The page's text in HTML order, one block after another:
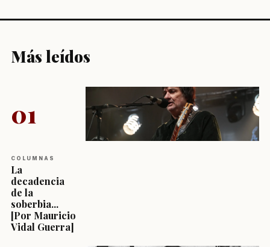
Más leídos
01
COLUMNAS
La
decadencia
de la
soberbia...
[Por Mauricio
Vidal Guerra]